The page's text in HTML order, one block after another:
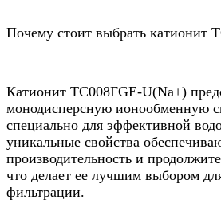
Почему стоит выбрать катионит
Катионит ТС008FGE-U(Na+)
монодисперсную ионообменную
специально для эффективной
уникальные свойства
производительность и
что делает ее лучшим выбором
фильтрации.